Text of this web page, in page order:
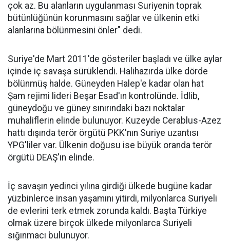
çok az. Bu alanların uygulanması Suriyenin toprak
bütünlüğünün korunmasını sağlar ve ülkenin etki
alanlarına bölünmesini önler" dedi.
Suriye'de Mart 2011'de gösteriler başladı ve ülke aylar
içinde iç savaşa sürüklendi. Halihazırda ülke dörde
bölünmüş halde. Güneyden Halep'e kadar olan hat
Şam rejimi lideri Beşar Esad'ın kontrolünde. İdlib,
güneydoğu ve güney sınırındaki bazı noktalar
muhaliflerin elinde bulunuyor. Kuzeyde Cerablus-Azez
hattı dışında terör örgütü PKK'nın Suriye uzantısı
YPG'liler var. Ülkenin doğusu ise büyük oranda terör
örgütü DEAŞ'ın elinde.
İç savaşın yedinci yılına girdiği ülkede bugüne kadar
yüzbinlerce insan yaşamını yitirdi, milyonlarca Suriyeli
de evlerini terk etmek zorunda kaldı. Başta Türkiye
olmak üzere birçok ülkede milyonlarca Suriyeli
sığınmacı bulunuyor.